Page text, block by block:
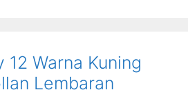
12 Warna Kuning
Lembaran